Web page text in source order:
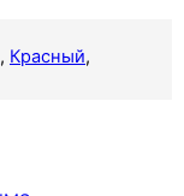
, Красный,